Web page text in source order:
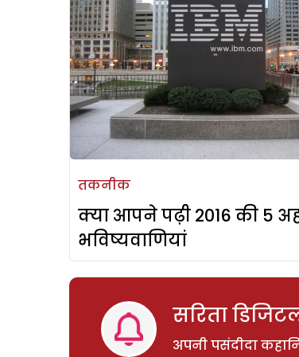
तकनीक
क्या आपने पढ़ी 2016 की 5
भविष्यवाणियां
सरिता
अपनी पसंदीदा